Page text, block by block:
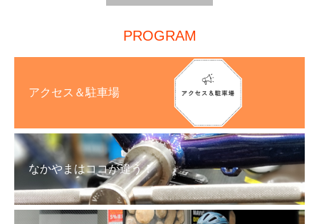
PROGRAM
アクセス＆駐車場
なかやまはココが違う！